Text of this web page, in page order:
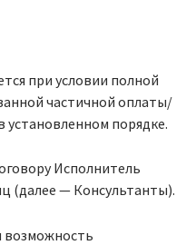
при условии полной
частичной оплаты/
установленном порядке.
Исполнитель
(далее — Консультанты).
возможность